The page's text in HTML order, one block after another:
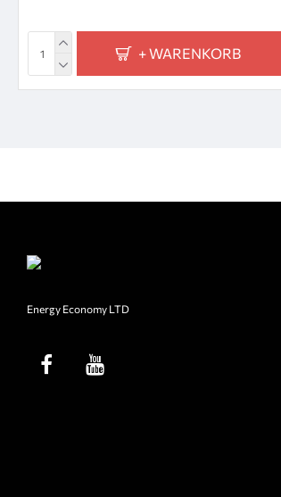
+ WARENKORB
Energy Economy LTD